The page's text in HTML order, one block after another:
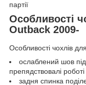
партії
Особливості
Outback 2009-
Особливості чохлів
ослаблений шов
препядствовалі
задня спинка